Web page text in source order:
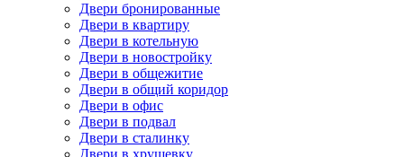
Двери бронированные
Двери в квартиру
Двери в котельную
Двери в новостройку
Двери в общежитие
Двери в общий коридор
Двери в офис
Двери в подвал
Двери в сталинку
Двери в хрущевку